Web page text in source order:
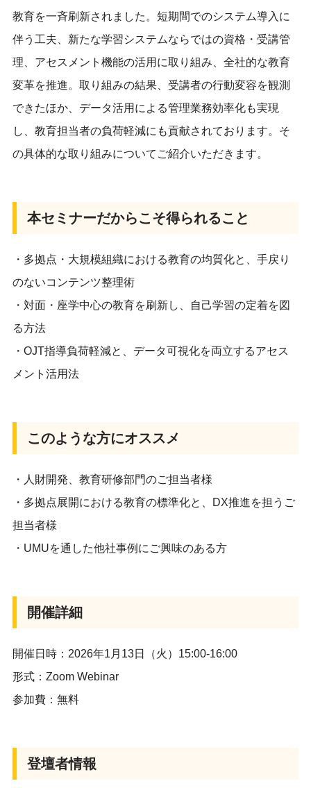
教育を一斉刷新されました。短期間でのシステム導入に
伴う工夫、新たな学習システムならではの資格・受講管
理、アセスメント機能の活用に取り組み、全社的な教育
変革を推進。取り組みの結果、受講者の行動変容を観測
できたほか、データ活用による管理業務効率化も実現
し、教育担当者の負荷軽減にも貢献されております。そ
の具体的な取り組みについてご紹介いただきます。
本セミナーだからこそ得られること
・ 多拠点・大規模組織における教育の均質化と、 手戻り
のないコンテンツ整理術
・ 対面・座学中心の教育を刷新し、自己学習の定着を図
る方法
・ OJT指導負荷軽減と、 データ可視化を両立するアセス
メント活用法
このような方にオススメ
・ 人財開発、教育研修部門のご担当者様
・多拠点展開における教育の標準化と、DX推進を担うご
担当者様
・UMUを通した他社事例にご興味のある方
開催詳細
開催日時：2026年1月13日（火）15:00-16:00
形式：Zoom Webinar
参加費：無料
登壇者情報